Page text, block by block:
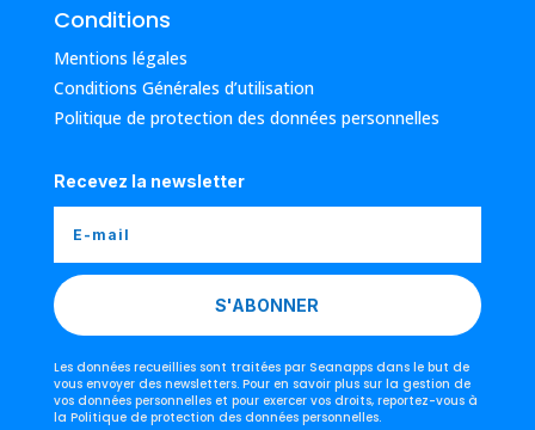
Conditions
Mentions légales
Conditions Générales d’utilisation
Politique de protection des données personnelles
Recevez la newsletter
S'ABONNER
Les données recueillies sont traitées par Seanapps dans le but de
vous envoyer des newsletters. Pour en savoir plus sur la gestion de
vos données personnelles et pour exercer vos droits, reportez-vous à
la Politique de protection des données personnelles.